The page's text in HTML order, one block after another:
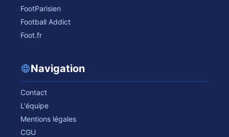
FootParisien
Football Addict
Foot.fr
Navigation
Contact
L'équipe
Mentions légales
CGU